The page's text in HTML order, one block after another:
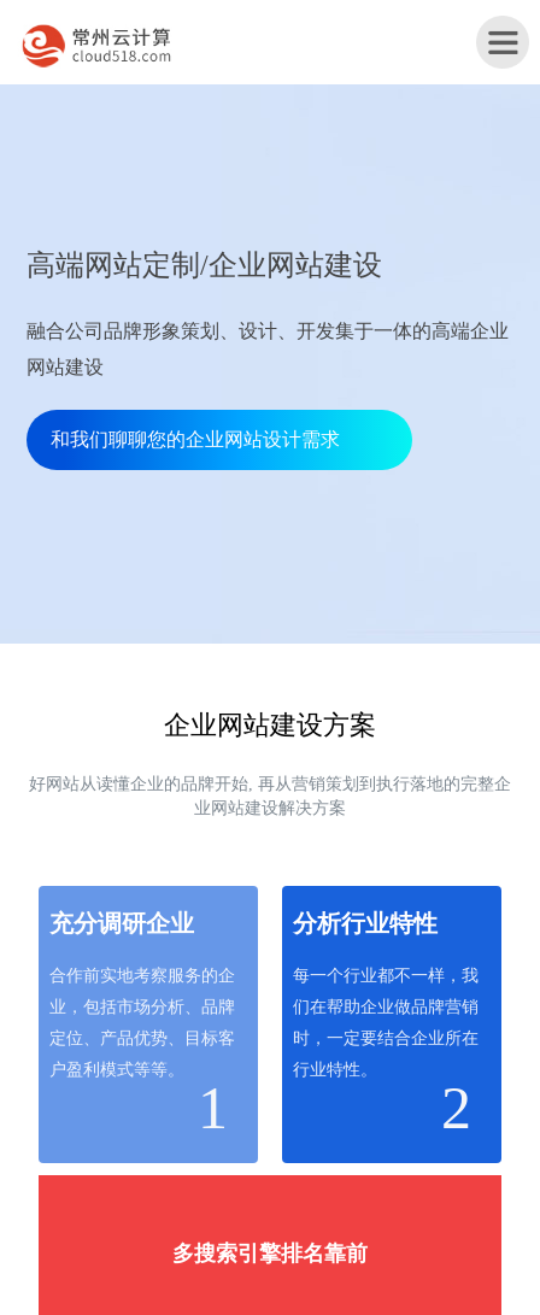
品
服
行
解
网
联
们
高端网站定制/企业网站建设
融合公司品牌形象策划、设计、开发集于一体的高端企业
网站建设
和我们聊聊您的企业网站设计需求
企业网站建设方案
好网站从读懂企业的品牌开始, 再从营销策划到执行落地的完整企
业网站建设解决方案
充分调研企业
合作前实地考察服务的企
业，包括市场分析、品牌
定位、产品优势、目标客
户盈利模式等等。
1
分析行业特性
每一个行业都不一样，我
们在帮助企业做品牌营销
时，一定要结合企业所在
行业特性。
2
多搜索引擎排名靠前